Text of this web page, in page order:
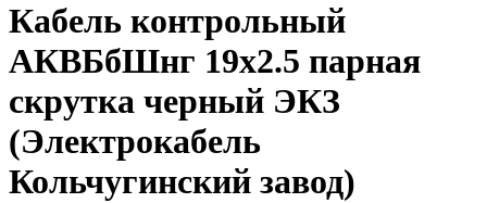
Кабель контрольный
АКВБбШнг 19x2.5 парная
скрутка черный ЭКЗ
(Электрокабель
Кольчугинский завод)